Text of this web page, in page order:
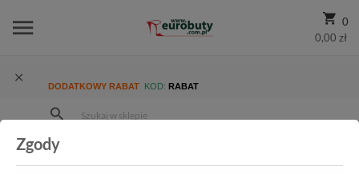
0
0,00 zł
DODATKOWY RABAT KOD: RABAT
Kolekcja damska
Czółenka
Zgody